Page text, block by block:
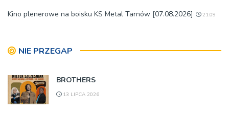
Kino plenerowe na boisku KS Metal Tarnów [07.08.2026] 21:09
NIE PRZEGAP
BROTHERS
13 LIPCA 2026